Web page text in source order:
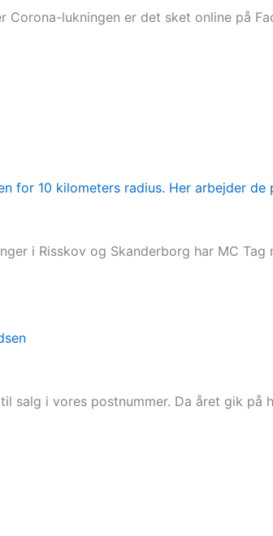
lukningen er det sket online på
i Risskov og Skanderborg har MC
salg i vores postnummer. Da året gik